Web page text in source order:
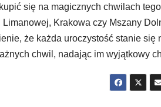
się na magicznych chwilach
Krakowa czy Mszany
że każda uroczystość stanie się
chwil, nadając im wyjątkowy